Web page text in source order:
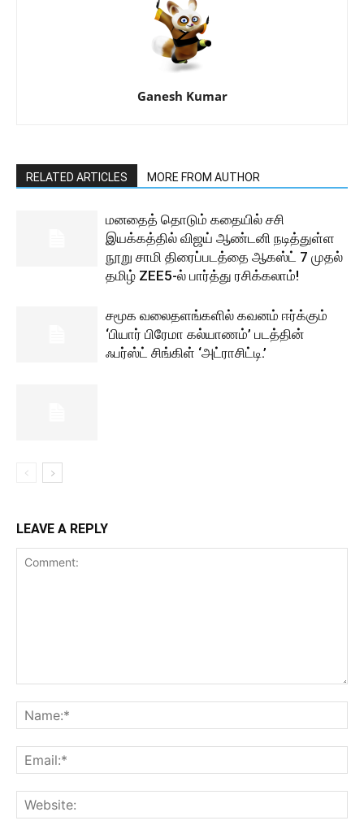
Ganesh Kumar
RELATED ARTICLES MORE FROM AUTHOR
மனதைத் தொடும் கதையில் சசி
இயக்கத்தில் விஜய் ஆண்டனி நடித்துள்ள
நூறு சாமி திரைப்படத்தை ஆகஸ்ட் 7 முதல்
தமிழ் ZEE5-ல் பார்த்து ரசிக்கலாம்!
சமூக வலைதளங்களில் கவனம் ஈர்க்கும்
‘பியார் பிரேமா கல்யாணம்’ படத்தின்
ஃபர்ஸ்ட் சிங்கிள் ‘அட்ராசிட்டி.’
LEAVE A REPLY